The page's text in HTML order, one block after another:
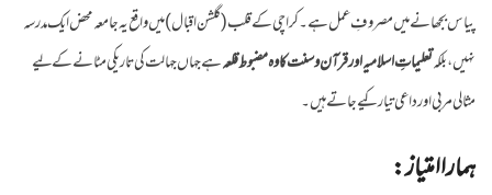
پیاس بجھانے میں مصروفِ عمل ہے۔ کراچی کے قلب (گلشن اقبال) میں واقع یہ جامعہ محض ایک مدرسہ
نہیں، بلکہتعلیماتِ اسلامیہ اور قرآن و سنت کا وہ مضبوط قلعہہے جہاں جہالت کی تاریکی مٹانے کے لیے
مثالی مربی اور داعی تیار کیے جاتے ہیں۔
ہمارا امتیاز: